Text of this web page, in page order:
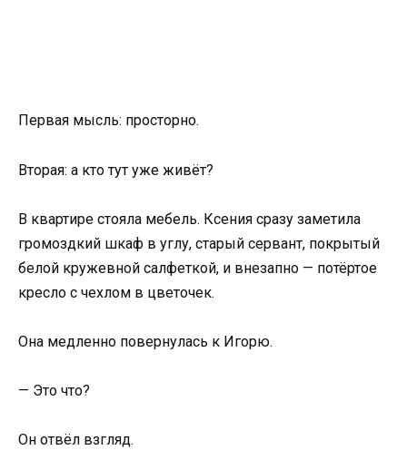
Первая мысль: просторно.
Вторая: а кто тут уже живёт?
В квартире стояла мебель. Ксения сразу заметила
громоздкий шкаф в углу, старый сервант, покрытый
белой кружевной салфеткой, и внезапно — потёртое
кресло с чехлом в цветочек.
Она медленно повернулась к Игорю.
— Это что?
Он отвёл взгляд.